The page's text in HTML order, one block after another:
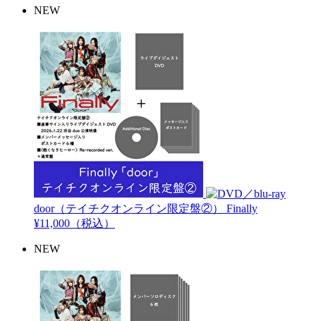
NEW
door（テイチクオンライン限定盤②） Finally
¥11,000（税込）
NEW